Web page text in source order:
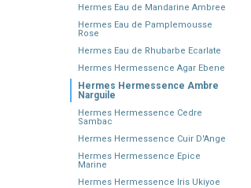
Hermes Eau de Mandarine Ambree
Hermes Eau de Pamplemousse
Rose
Hermes Eau de Rhubarbe Ecarlate
Hermes Hermessence Agar Ebene
Hermes Hermessence Ambre
Narguile
Hermes Hermessence Cedre
Sambac
Hermes Hermessence Cuir D'Ange
Hermes Hermessence Epice
Marine
Hermes Hermessence Iris Ukiyoe